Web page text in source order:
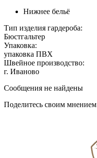
Нижнее бельё
Тип изделия гардероба:
Бюстгальтер
Упаковка:
упаковка ПВХ
Швейное производство:
г. Иваново
Сообщения не найдены
Поделитесь своим мнением